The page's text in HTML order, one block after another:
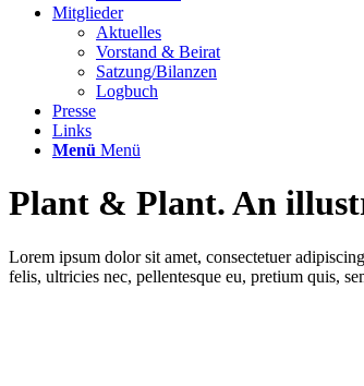
Mitglieder
Aktuelles
Vorstand & Beirat
Satzung/Bilanzen
Logbuch
Presse
Links
Menü Menü
Plant & Plant. An
Lorem ipsum dolor sit amet, consectetuer
felis, ultricies nec, pellentesque eu, pretium quis,